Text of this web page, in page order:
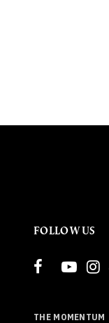
FOLLOW US
THE MOMENTUM